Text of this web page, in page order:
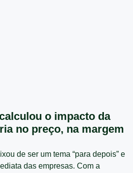
o impacto da
no preço, na margem
de ser um tema “para depois” e
das empresas. Com a